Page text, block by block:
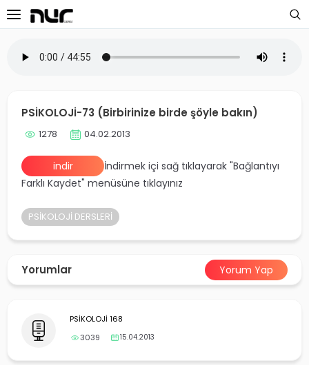
Dersler
Dersleri
Dersler
PSİKOLOJİ-73 (Birbirinize birde şöyle bakın)
1278 04.02.2013
indir
İndirmek içi sağ tıklayarak "Bağlantıyı
Farklı Kaydet" menüsüne tıklayınız
PSİKOLOJİ DERSLERİ
Yorumlar Yorum Yap
PSİKOLOJİ 168
3039
15.04.2013